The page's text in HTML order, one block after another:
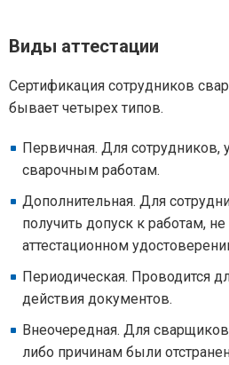
Виды аттестации
Сертификация сотрудников
бывает четырех типов.
Первичная. Для сотрудников,
сварочным работам.
Дополнительная. Для
получить допуск к работам,
аттестационном
Периодическая. Проводится
действия документов.
Внеочередная. Для
либо причинам были